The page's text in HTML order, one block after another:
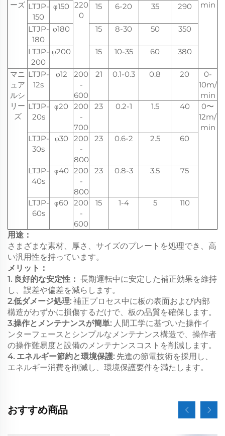
ーズ
220
0
min
LTJP-
150
φ150 15 6-20 35 290
LTJP-
180
φ180 15 8-30 50 350
LTJP-
200
φ200 15 10-35 60 380
マニ
ュア
ルシ
リー
ズ
LTJP-
12s
φ12
200
-
600
21 0.1-0.3 0.8 20
0-
10m/
min
LTJP-
20s
φ20
200
-
700
23 0.2-1 1.5 40
0〜
12m/
min
LTJP-
30s
φ30
200
-
800
23 0.6-2 2.5 60
LTJP-
40s
φ40 200
-
800
23 0.8-3 3.5 75
LTJP-
60s
φ60
200
-
600
15 1-4 5 110
用途：
さまざまな素材、厚さ、サイズのプレートを処理でき、高
い汎用性を持っています。
メリット：
1. 良好的な安定性： 長期運転中に安定した補正効果を維持
し、誤差や偏差を減らします。
2.低ダメージ処理: 補正プロセス中に板の表面および内部
構造がわずかに損傷するだけで、板の品質を確保します。
3.操作とメンテナンスが簡単: 人間工学に基づいた操作イ
ンターフェースとシンプルなメンテナンス構造で、操作者
の操作難易度と設備のメンテナンスコストを削減します。
4. エネルギー節約と環境保護: 先進の節電技術を採用し、
エネルギー消費を削減し、環境保護要件を満たします。
おすすめ商品